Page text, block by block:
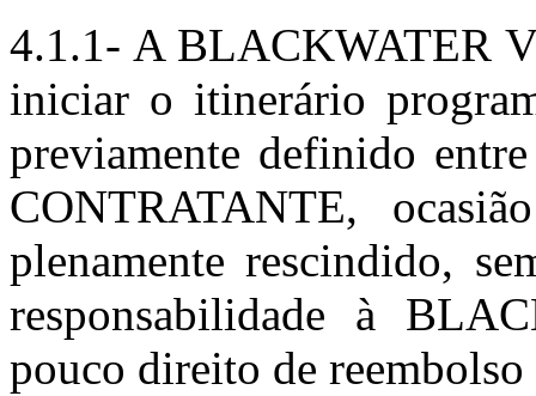
4.1.1- A BLACKWATER
iniciar o itinerário
previamente definido
CONTRATANTE,
plenamente rescindido,
responsabilidade à
pouco direito de